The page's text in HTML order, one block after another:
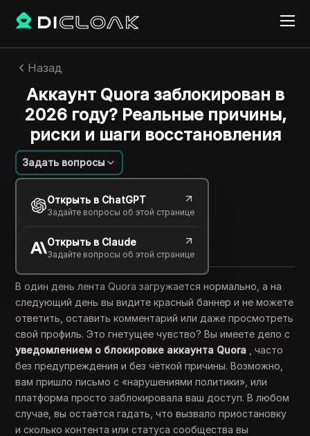
Назад
Аккаунт Quora заблокирован в
2026 году? Реальные причины,
риски и шаги восстановления
Задать вопросы
Открыть в ChatGPT
Задайте вопросы об этой странице
Открыть в Claude
Задайте вопросы об этой странице
Emily Grace
07 июля 2026 6 минут
Copy Link
В один день лента Quora загружается нормально, а на
следующий день вы видите красный баннер и не можете
ответить, оставить комментарий или даже просмотреть
свой профиль. Это гнетущее чувство? Вы имеете дело с
уведомлением о блокировке аккаунта Quora , часто
без предупреждения и без чёткой причины. Возможно,
вам пришло письмо с «нарушениями политики», или
платформа просто заблокировала ваш доступ. В любом
случае, вы остаётся гадать, что вызвало приостановку
и сколько контента или статуса сообщества вы